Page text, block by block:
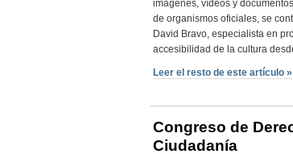
imágenes, vídeos y
de organismos oficiales, se
David Bravo, especialista en
accesibilidad de la cultura
Leer el resto de este artículo »
Congreso de
Ciudadanía